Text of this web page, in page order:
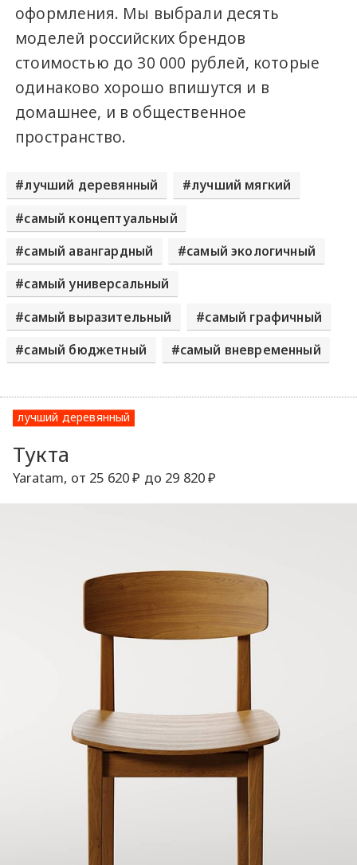
оформления. Мы выбрали десять
моделей российских брендов
стоимостью до 30 000 рублей, которые
одинаково хорошо впишутся и в
домашнее, и в общественное
пространство.
лучший деревянный лучший мягкий
самый концептуальный
самый авангардный самый экологичный
самый универсальный
самый выразительный самый графичный
самый бюджетный самый вневременный
лучший деревянный
Тукта
Yaratam, от 25 620 ₽ до 29 820 ₽